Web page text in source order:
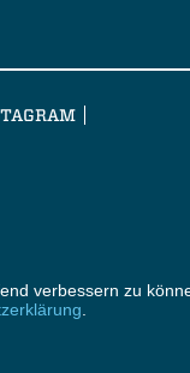
verbessern zu